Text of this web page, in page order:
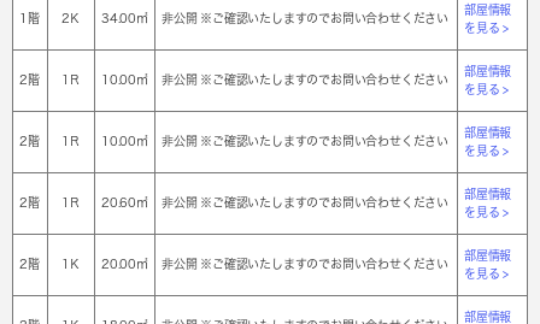
1階 2Ｋ 34.00㎡ 非公開 ※ご確認いたしますのでお問い合わせください
部屋情報
を見る >
2階 1Ｒ 10.00㎡ 非公開 ※ご確認いたしますのでお問い合わせください
部屋情報
を見る >
2階 1Ｒ 10.00㎡ 非公開 ※ご確認いたしますのでお問い合わせください
部屋情報
を見る >
2階 1Ｒ 20.60㎡ 非公開 ※ご確認いたしますのでお問い合わせください
部屋情報
を見る >
2階 1Ｋ 20.00㎡ 非公開 ※ご確認いたしますのでお問い合わせください
部屋情報
を見る >
部屋情報